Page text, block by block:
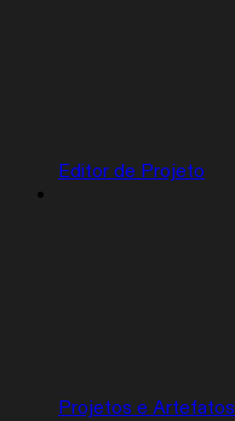
Editor de Projeto
Projetos e Artefatos